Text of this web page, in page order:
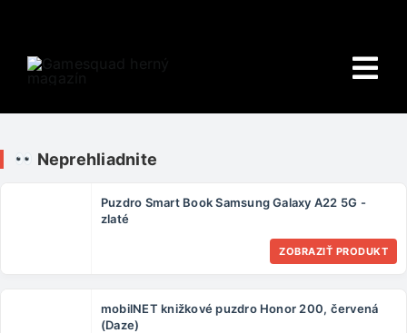
content
Neprehliadnite
Puzdro Smart Book Samsung Galaxy A22 5G -
zlaté
ZOBRAZIŤ PRODUKT
mobilNET knižkové puzdro Honor 200, červená
(Daze)